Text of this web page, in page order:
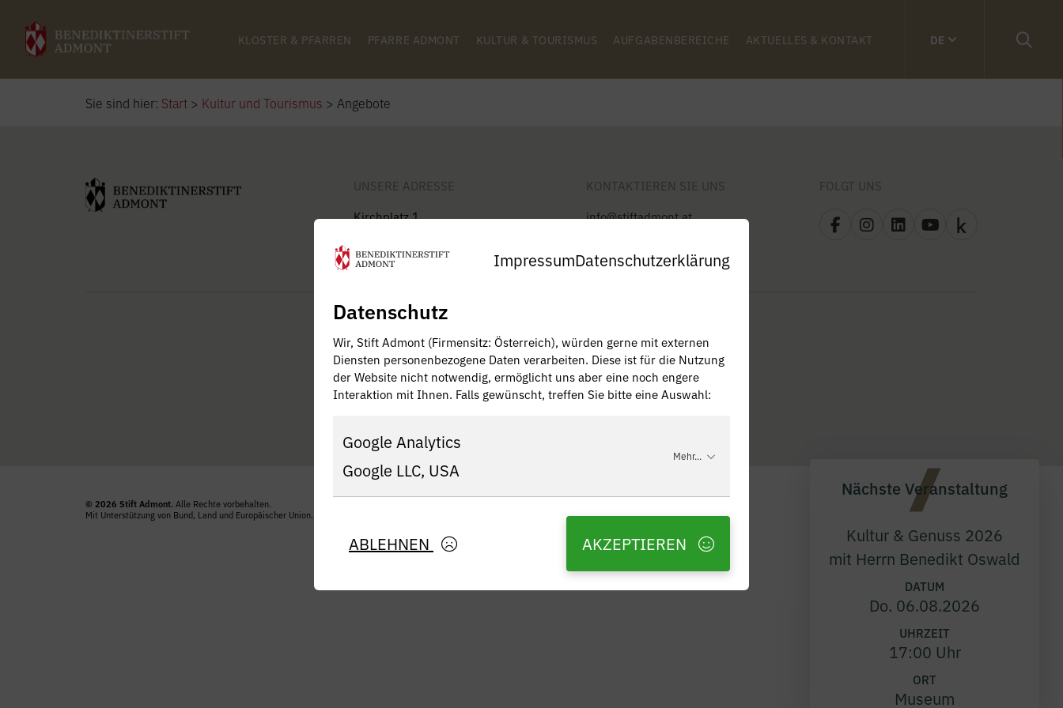
KLOSTER & PFARREN PFARRE ADMONT KULTUR & TOURISMUS AUFGABENBEREICHE AKTUELLES & KONTAKT DE
Sie sind hier: Start> Kultur und Tourismus > Angebote
UNSERE ADRESSE
Kirchplatz 1
KONTAKTIEREN SIE UNS
info@stiftadmont.at
FOLGT UNS
© 2026 Stift Admont. Alle Rechte vorbehalten.
Mit Unterstützung von Bund, Land und Europäischer Union.
Datenschutz
Nächste Veranstaltung
Kultur & Genuss 2026
mit Herrn Benedikt Oswald
DATUM
Do. 06.08.2026
UHRZEIT
17:00 Uhr
ORT
Museum
ImpressumDatenschutzerklärung
Datenschutz
Wir, Stift Admont (Firmensitz: Österreich), würden gerne mit externen
Diensten personenbezogene Daten verarbeiten. Diese ist für die Nutzung
der Website nicht notwendig, ermöglicht uns aber eine noch engere
Interaktion mit Ihnen. Falls gewünscht, treffen Sie bitte eine Auswahl:
Google Analytics
Google LLC, USA
Mehr...
ABLEHNEN AKZEPTIEREN